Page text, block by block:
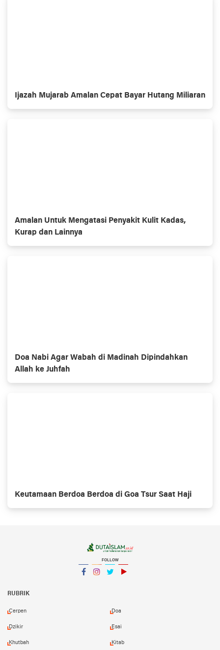
Ijazah Mujarab Amalan Cepat Bayar Hutang Miliaran
Amalan Untuk Mengatasi Penyakit Kulit Kadas,
Kurap dan Lainnya
Doa Nabi Agar Wabah di Madinah Dipindahkan
Allah ke Juhfah
Keutamaan Berdoa Berdoa di Goa Tsur Saat Haji
FOLLOW
RUBRIK
Cerpen Doa
Dzikir Esai
Khutbah Kitab